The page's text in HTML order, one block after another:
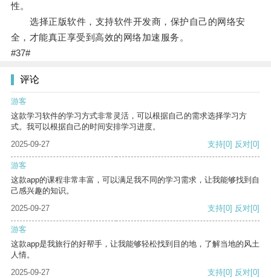
性。
选择正版软件，支持软件开发商，保护自己的网络安
全，才能真正享受到高效的网络加速服务。
#37#
评论
游客
这款学习软件的学习方式非常灵活，可以根据自己的需求选择学习方
式。我可以根据自己的时间安排学习进度。
2025-09-27
支持[0] 反对[0]
游客
这款app的课程非常丰富，可以满足我不同的学习需求，让我能够找到自
己感兴趣的知识。
2025-09-27
支持[0] 反对[0]
游客
这款app是我旅行的好帮手，让我能够轻松找到目的地，了解当地的风土
人情。
2025-09-27
支持[0] 反对[0]